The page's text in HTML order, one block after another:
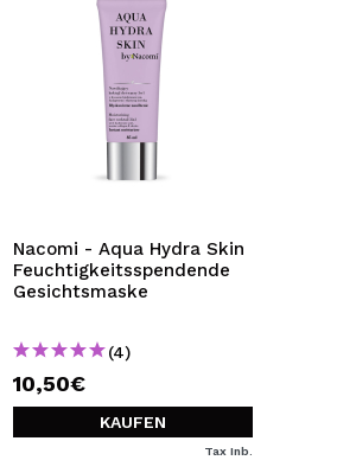
Nacomi - Aqua Hydra Skin
Feuchtigkeitsspendende
Gesichtsmaske
(4)
10,50€
KAUFEN
Tax Inb.